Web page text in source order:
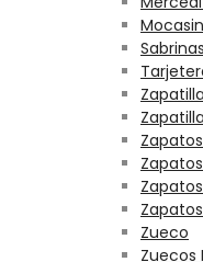
Zueco
Zuecos